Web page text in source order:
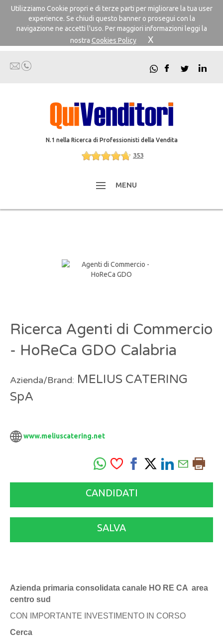
Utilizziamo Cookie propri e di terze parti per migliorare la tua user
experience. Se chiudi questo banner o prosegui con la
navigazione ne accetti l'uso. Per maggiori informazioni leggi la
nostra Cookies Policy X
N.1 nella Ricerca di Professionisti della Vendita
353
MENU
Ricerca Agenti di Commercio
- HoReCa GDO Calabria
Azienda/Brand: MELIUS CATERING
SpA
www.meliuscatering.net
CANDIDATI
SALVA
Azienda primaria consolidata canale HO RE CA area
centro sud
CON IMPORTANTE INVESTIMENTO IN CORSO
Cerca